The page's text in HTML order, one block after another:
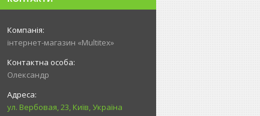
інтернет-магазин «Multitex»
Олександр
ул. Вербовая, 23, Київ, Україна